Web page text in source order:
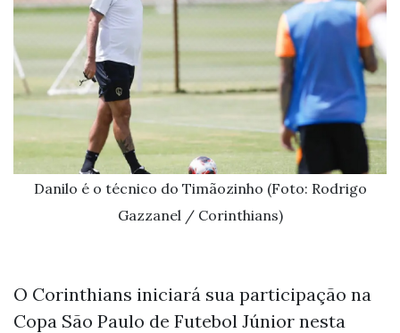
Danilo é o técnico do Timãozinho (Foto: Rodrigo
Gazzanel / Corinthians)
O Corinthians iniciará sua participação na
Copa São Paulo de Futebol Júnior nesta